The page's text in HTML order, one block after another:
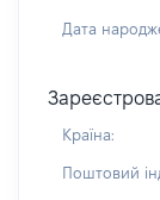
Дата
Країна:
Поштовий